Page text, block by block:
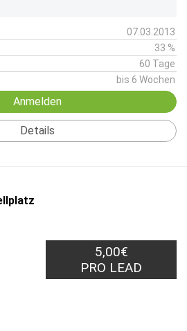
07.03.2013
33 %
60 Tage
bis 6 Wochen
Anmelden
Details
5,00€
PRO LEAD